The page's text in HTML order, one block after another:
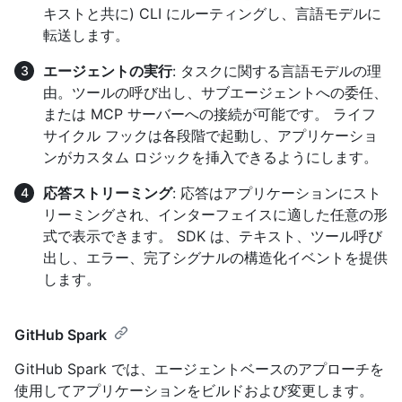
キストと共に) CLI にルーティングし、言語モデルに
転送します。
エージェントの実行: タスクに関する言語モデルの理
由。ツールの呼び出し、サブエージェントへの委任、
または MCP サーバーへの接続が可能です。 ライフ
サイクル フックは各段階で起動し、アプリケーショ
ンがカスタム ロジックを挿入できるようにします。
応答ストリーミング: 応答はアプリケーションにスト
リーミングされ、インターフェイスに適した任意の形
式で表示できます。 SDK は、テキスト、ツール呼び
出し、エラー、完了シグナルの構造化イベントを提供
します。
GitHub Spark
GitHub Spark では、エージェントベースのアプローチを
使用してアプリケーションをビルドおよび変更します。